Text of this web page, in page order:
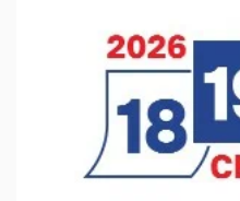
07.08.2026 12:15
В Нижнем Новгороде
07.08.2026 12:04